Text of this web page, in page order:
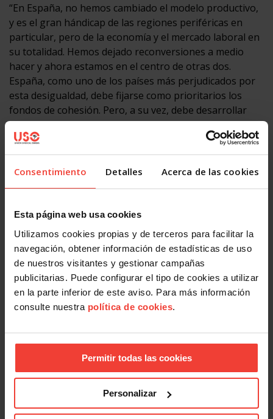
Consentimiento Detalles Acerca de las cookies
Esta página web usa cookies
Utilizamos cookies propias y de terceros para facilitar la
navegación, obtener información de estadísticas de uso
de nuestros visitantes y gestionar campañas
publicitarias. Puede configurar el tipo de cookies a utilizar
en la parte inferior de este aviso. Para más información
consulte nuestra política de cookies.
Permitir todas las cookies
Personalizar
“En España, no hemos cambiado el modelo productivo,
y es el gran hándicap de las regiones periféricas en
particular, pero de la economía y el mercado laboral en
su totalidad. Hemos dejado reconversiones a medio
hacer y ahora estamos en el centro de otras dos.
España, como uno de los países más perjudicados por
esta desigualdad, debe fijarse como prioritarios los
fondos de cohesión. Pero, a su vez, debe desarrollar
políticas que, a nivel interno, también presenten una
igualdad de oportunidades para la población de todos
los territorios”, propone el secretario general de USO.
OTRAS NOTICIAS
USO, en la jornada del Consejo de Desarrollo Sostenible
sobre infancia y desigualdad
10 MARZO, 2026